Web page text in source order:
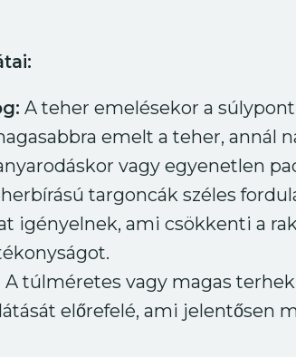
A teher emelésekor a
emelt a teher, annál
vagy egyenetlen
targoncák széles
igényelnek, ami csökkenti a
A túlméretes vagy magas
előrefelé, ami jelentősen